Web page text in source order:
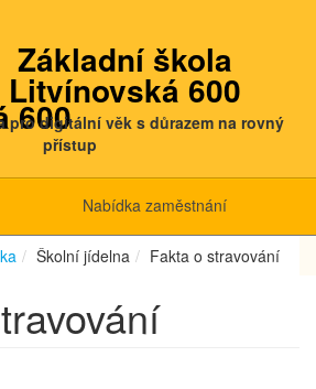
Základní škola
Litvínovská 600
pro digitální věk s důrazem na rovný
přístup
Nabídka zaměstnání
Školní jídelna Fakta o stravování